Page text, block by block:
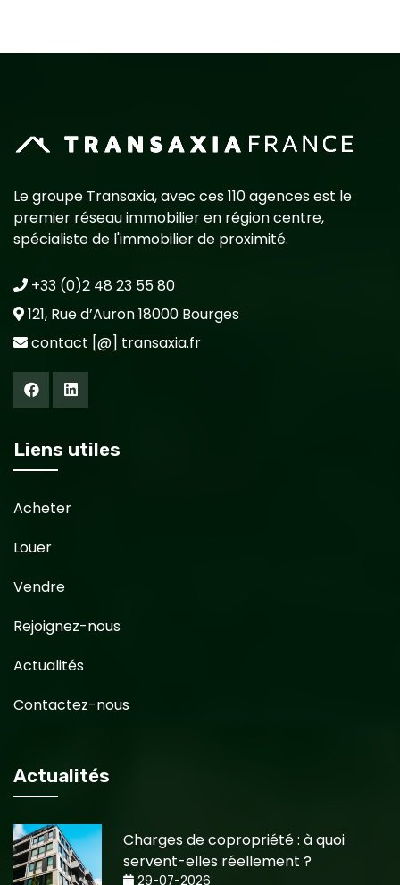
Le groupe Transaxia, avec ces 110 agences est le
premier réseau immobilier en région centre,
spécialiste de l'immobilier de proximité.
+33 (0)2 48 23 55 80
121, Rue d’Auron 18000 Bourges
contact [@] transaxia.fr
Liens utiles
Acheter
Louer
Vendre
Rejoignez-nous
Actualités
Contactez-nous
Actualités
Charges de copropriété : à quoi
servent-elles réellement ?
29-07-2026